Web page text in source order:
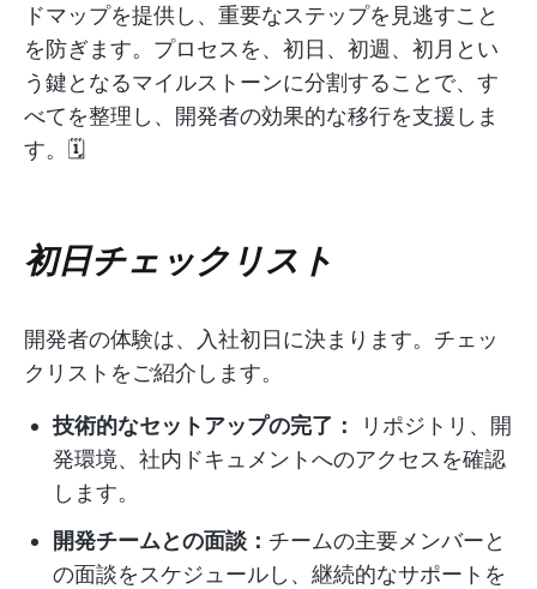
ドマップを提供し、重要なステップを見逃すこと
を防ぎます。プロセスを、初日、初週、初月とい
う鍵となるマイルストーンに分割することで、す
べてを整理し、開発者の効果的な移行を支援しま
す。🗓️
初日チェックリスト
開発者の体験は、入社初日に決まります。チェッ
クリストをご紹介します。
技術的なセットアップの完了：
リポジトリ、開
発環境、社内ドキュメントへのアクセスを確認
します。
開発チームとの面談： チームの主要メンバーと
の面談をスケジュールし、継続的なサポートを